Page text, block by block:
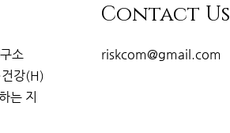
소
건강(H)
는 지
Contact Us
riskcom@gmail.com